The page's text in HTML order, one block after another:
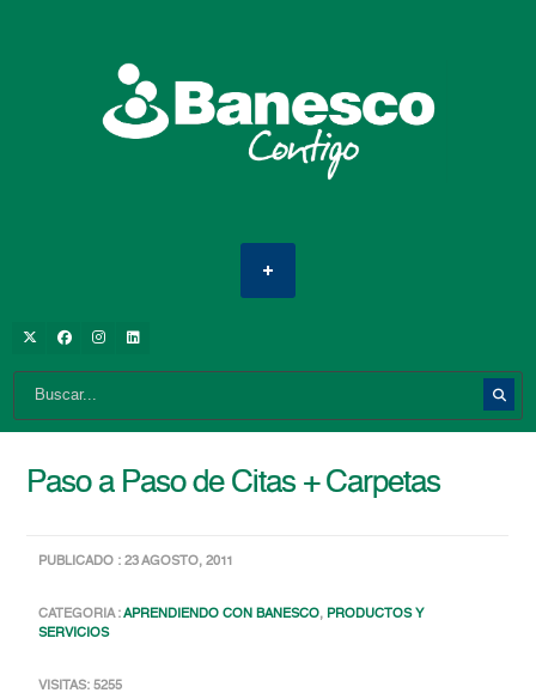
Paso a Paso de Citas + Carpetas
PUBLICADO : 23 AGOSTO, 2011
CATEGORIA :APRENDIENDO CON BANESCO, PRODUCTOS Y
SERVICIOS
VISITAS: 5255